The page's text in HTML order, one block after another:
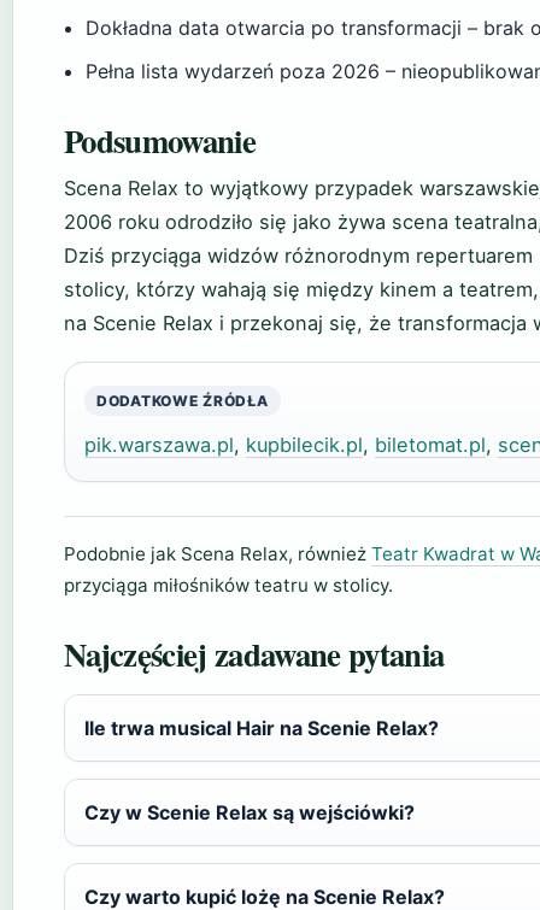
Dokładna data otwarcia po transformacji – brak
Pełna lista wydarzeń poza 2026 –
Podsumowanie
Scena Relax to wyjątkowy przypadek
2006 roku odrodziło się jako żywa scena
Dziś przyciąga widzów różnorodnym
stolicy, którzy wahają się między kinem a
na Scenie Relax i przekonaj się, że transformacja
DODATKOWE ŹRÓDŁA
pik.warszawa.pl, kupbilecik.pl, biletomat.pl,
Podobnie jak Scena Relax, również Teatr Kwadrat w
przyciąga miłośników teatru w stolicy.
Najczęściej zadawane pytania
Ile trwa musical Hair na Scenie Relax?
Czy w Scenie Relax są wejściówki?
Czy warto kupić lożę na Scenie Relax?